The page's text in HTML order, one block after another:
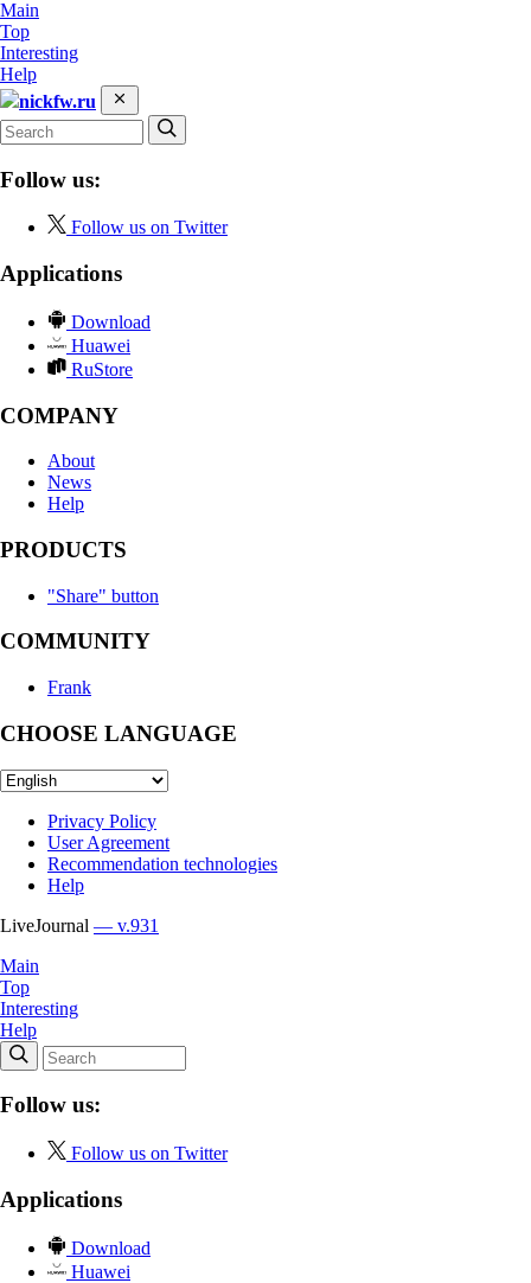
Main
Top
Interesting
Help
nickfw.ru
Follow us:
Follow us on Twitter
Applications
Download
Huawei
RuStore
COMPANY
About
News
Help
PRODUCTS
"Share" button
COMMUNITY
Frank
CHOOSE LANGUAGE
Privacy Policy
User Agreement
Recommendation technologies
Help
LiveJournal — v.931
Main
Top
Interesting
Help
Follow us:
Follow us on Twitter
Applications
Download
Huawei